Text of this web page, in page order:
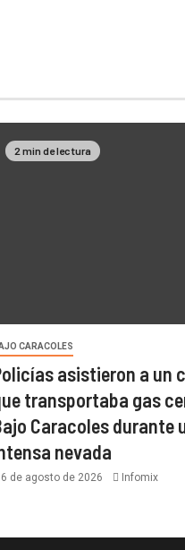
2 min de lectura
CARACOLES
asistieron a un
transportaba gas
Caracoles durante
nevada
6 de agosto de 2026 Infomix